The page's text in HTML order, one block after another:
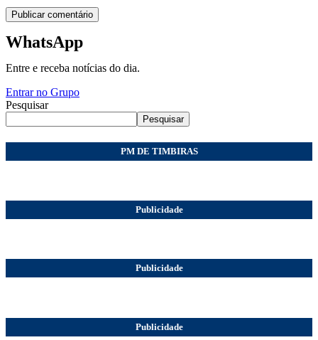
WhatsApp
Entre e receba notícias do dia.
Entrar no Grupo
Pesquisar
Pesquisar
PM DE TIMBIRAS
Publicidade
Publicidade
Publicidade